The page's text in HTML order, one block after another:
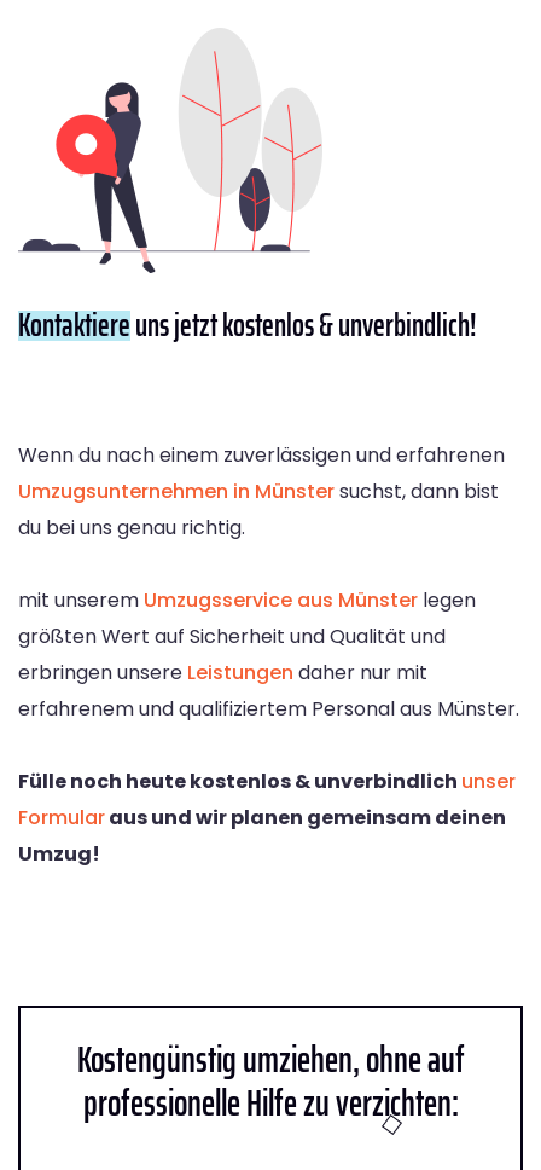
Kontaktiereuns jetzt kostenlos & unverbindlich!
Wenn du nach einem zuverlässigen und erfahrenen
Umzugsunternehmen in Münstersuchst, dann bist
du bei uns genau richtig.
mit unserem Umzugsservice aus Münster legen
größten Wert auf Sicherheit und Qualität und
erbringen unsere Leistungen daher nur mit
erfahrenem und qualifiziertem Personal aus Münster.
Fülle noch heute kostenlos & unverbindlich unser
Formularaus und wir planen gemeinsam deinen
Umzug!
Kostengünstig umziehen, ohne auf
professionelle Hilfe zu verzichten: